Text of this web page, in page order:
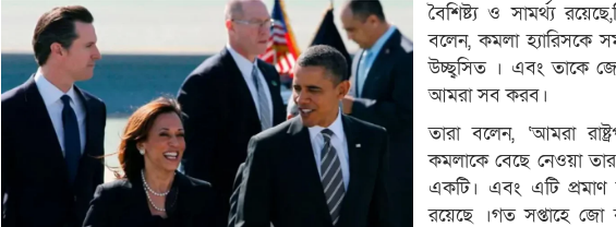
বৈশিষ্ট্য ও সামর্থ্য
বলেন, কমলা হ্যারিসকে
উচ্ছ্বসিত । এবং তাকে
আমরা সব করব।
তারা বলেন, ‘আমরা
কমলাকে বেছে নেওয়া তার
একটি। এবং এটি প্রমাণ
রয়েছে ।গত সপ্তাহে জো